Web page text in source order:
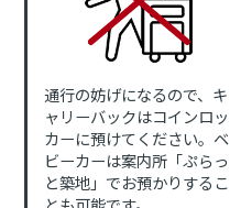
通行の妨げになるので、キ
ャリーバックはコインロッ
カーに預けてください。ベ
ビーカーは案内所「ぷらっ
と築地」でお預かりするこ